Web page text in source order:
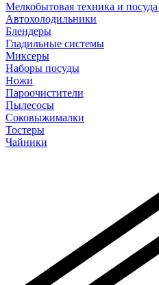
Мелкобытовая техника и посуда
Автохолодильники
Блендеры
Гладильные системы
Миксеры
Наборы посуды
Ножи
Пароочистители
Пылесосы
Соковыжималки
Тостеры
Чайники